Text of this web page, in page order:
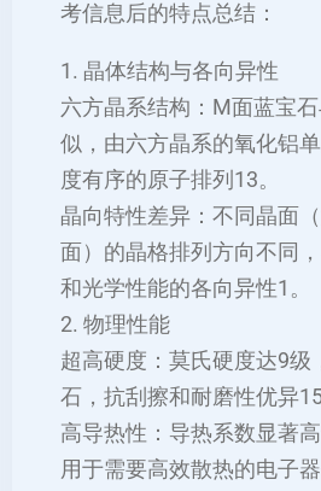
考信息后的特点总结：
1. ‌晶体结构与各向异性‌
六方晶系结构‌：M面蓝宝
似，由六方晶系的氧化铝
度有序的原子排列‌13。
晶向特性差异‌：不同晶面
面）的晶格排列方向不同
和光学性能的各向异性‌1。
2. ‌物理性能‌
超高硬度‌：莫氏硬度达9级
石，抗刮擦和耐磨性优异‌15
高导热性‌：导热系数显著
用于需要高效散热的电子器